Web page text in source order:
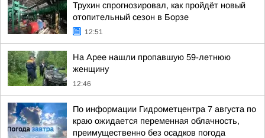
Трухин спрогнозировал, как пройдёт новый
отопительный сезон в Борзе
12:51
На Арее нашли пропавшую 59-летнюю
женщину
12:46
По информации Гидрометцентра 7 августа по
краю ожидается переменная облачность,
преимущественно без осадков погода